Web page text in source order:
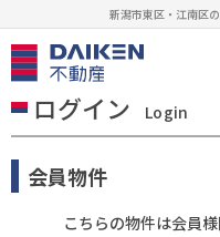
新潟市東区・江南区
ログイン Login
会員物件
こちらの物件は会員